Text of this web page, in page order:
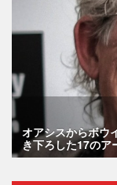
オアシスからボウ
き下ろした17のア